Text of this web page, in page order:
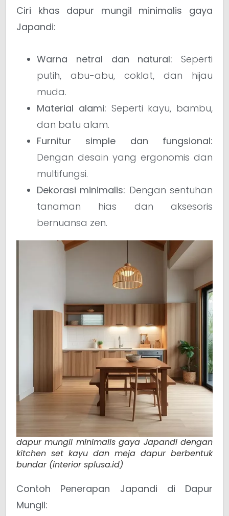
Ciri khas dapur mungil minimalis gaya
Japandi:
Warna netral dan natural: Seperti
putih, abu-abu, coklat, dan hijau
muda.
Material alami: Seperti kayu, bambu,
dan batu alam.
Furnitur simple dan fungsional:
Dengan desain yang ergonomis dan
multifungsi.
Dekorasi minimalis: Dengan sentuhan
tanaman hias dan aksesoris
bernuansa zen.
dapur mungil minimalis gaya Japandi dengan
kitchen set kayu dan meja dapur berbentuk
bundar (interior splusa.id)
Contoh Penerapan Japandi di Dapur
Mungil: